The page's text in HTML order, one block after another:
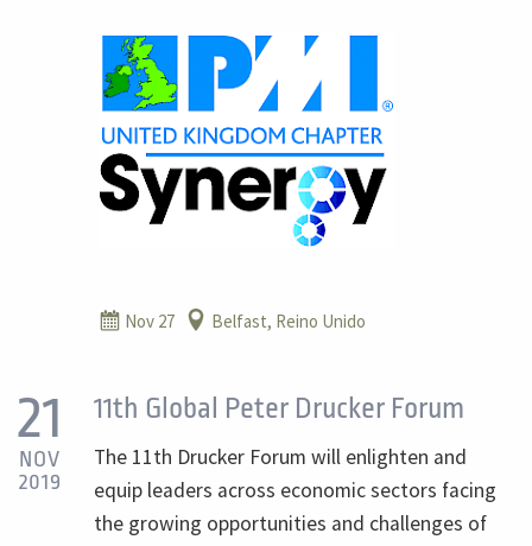
Nov 27 Belfast, Reino Unido
21
NOV
2019
11th Global Peter Drucker Forum
The 11th Drucker Forum will enlighten and
equip leaders across economic sectors facing
the growing opportunities and challenges of